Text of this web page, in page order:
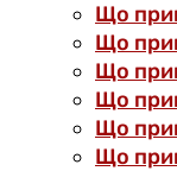
Що
Що
Що
Що
Що
Що